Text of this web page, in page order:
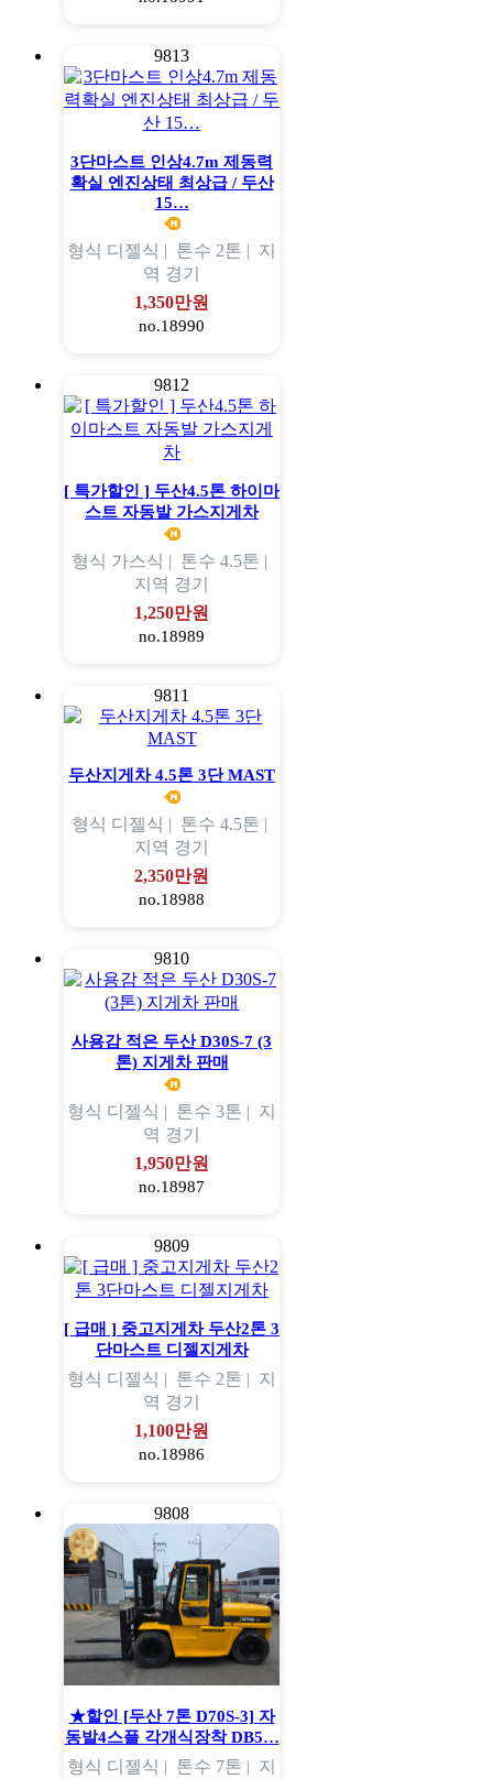
9813
3단마스트 인상4.7m 제동력
확실 엔진상태 최상급 / 두산
15…
형식 디젤식 | 톤수 2톤 | 지
역 경기
1,350만원
no.18990
9812
[ 특가할인 ] 두산4.5톤 하이마
스트 자동발 가스지게차
형식 가스식 | 톤수 4.5톤 |
지역 경기
1,250만원
no.18989
9811
두산지게차 4.5톤 3단 MAST
형식 디젤식 | 톤수 4.5톤 |
지역 경기
2,350만원
no.18988
9810
사용감 적은 두산 D30S-7 (3
톤) 지게차 판매
형식 디젤식 | 톤수 3톤 | 지
역 경기
1,950만원
no.18987
9809
[ 급매 ] 중고지게차 두산2톤 3
단마스트 디젤지게차
형식 디젤식 | 톤수 2톤 | 지
역 경기
1,100만원
no.18986
9808
★할인 [두산 7톤 D70S-3] 자
동발4스플 각개식장착 DB5…
형식 디젤식 | 톤수 7톤 | 지